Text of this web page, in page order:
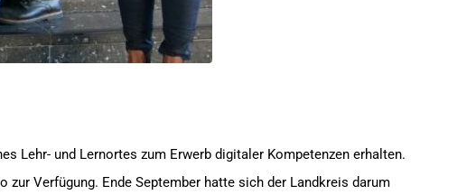
Lehr- und Lernortes zum Erwerb digitaler Kompetenzen erhalten.
zur Verfügung. Ende September hatte sich der Landkreis darum